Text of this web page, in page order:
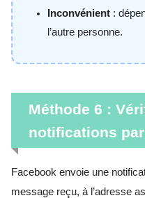
Inconvénient :
l’autre personne.
Méthode 6 :
notifications
Facebook envoie une
message reçu, à l’adresse